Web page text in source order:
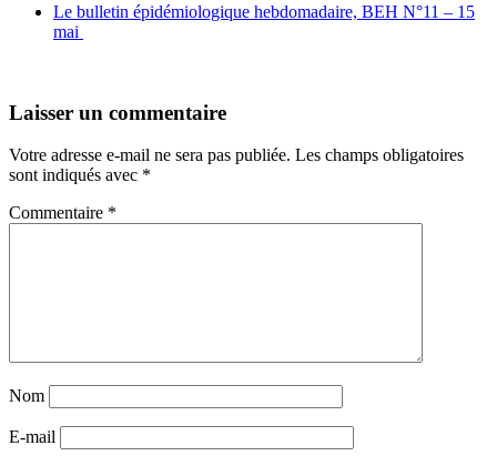
Le bulletin épidémiologique hebdomadaire, BEH N°11 – 15
mai
Laisser un commentaire
Votre adresse e-mail ne sera pas publiée. Les champs obligatoires
sont indiqués avec *
Commentaire *
Nom
E-mail